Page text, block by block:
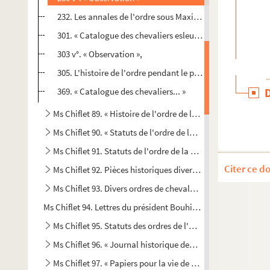
232. Les annales de l'ordre sous Maximilien d'Autriche,
301. « Catalogue des chevaliers esleus soubs
303 v°. « Observation »,
305. L'histoire de l'ordre pendant le principat de Philippe
369. « Catalogue des chevaliers... »
Ms Chiflet 89. « Histoire de l'ordre de la Toison d'or... »,
Ms Chiflet 90. « Statuts de l'ordre de la Toison d'or, et
Ms Chiflet 91. Statuts de l'ordre de la Toison d'or
Ms Chiflet 92. Pièces historiques diverses
Ms Chiflet 93. Divers ordres de chevalerie. — Noblesse et
Ms Chiflet 94. Lettres du président Bouhier, de Dijon, à
Ms Chiflet 95. Statuts des ordres de l'Annonciade de
Ms Chiflet 96. « Journal historique des choses
Ms Chiflet 97. « Papiers pour la vie de l'infante Isabelle »
Citer ce